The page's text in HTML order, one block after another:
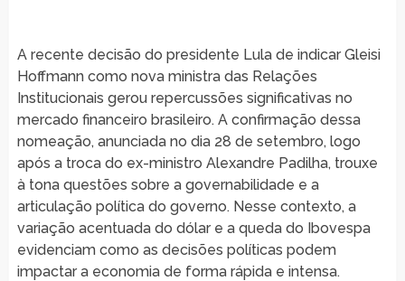
A recente decisão do presidente Lula de indicar Gleisi
Hoffmann como nova ministra das Relações
Institucionais gerou repercussões significativas no
mercado financeiro brasileiro. A confirmação dessa
nomeação, anunciada no dia 28 de setembro, logo
após a troca do ex-ministro Alexandre Padilha, trouxe
à tona questões sobre a governabilidade e a
articulação política do governo. Nesse contexto, a
variação acentuada do dólar e a queda do Ibovespa
evidenciam como as decisões políticas podem
impactar a economia de forma rápida e intensa.